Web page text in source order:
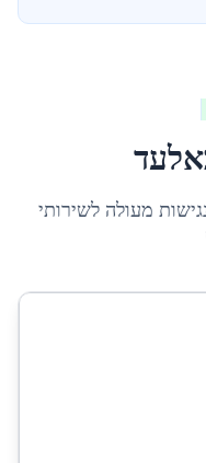
אלעד
מעולה לשירותי